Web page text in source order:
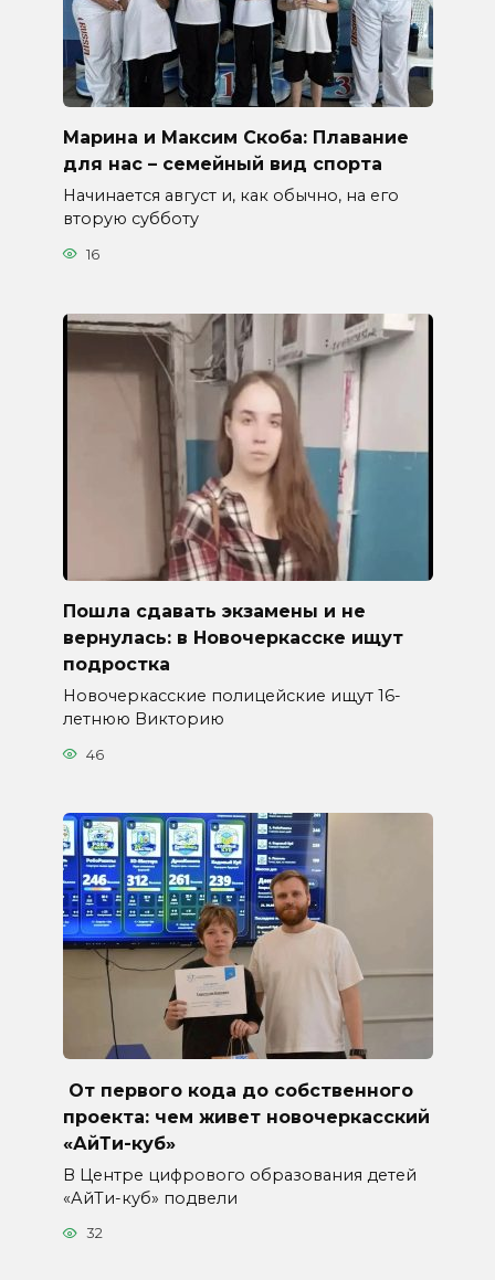
Марина и Максим Скоба: Плавание
для нас – семейный вид спорта
Начинается август и, как обычно, на его
вторую субботу
16
Пошла сдавать экзамены и не
вернулась: в Новочеркасске ищут
подростка
Новочеркасские полицейские ищут 16-
летнюю Викторию
46
От первого кода до собственного
проекта: чем живет новочеркасский
«АйТи-куб»
В Центре цифрового образования детей
«АйТи-куб» подвели
32